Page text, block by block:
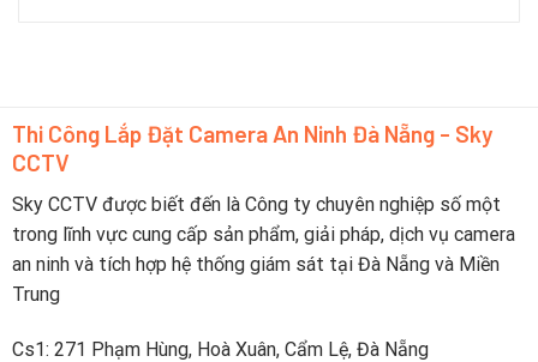
thoại
dưới
2
Thi Công Lắp Đặt Camera An Ninh Đà Nẵng - Sky
CCTV
Sky CCTV được biết đến là Công ty chuyên nghiệp số một
trong lĩnh vực cung cấp sản phẩm, giải pháp, dịch vụ camera
an ninh và tích hợp hệ thống giám sát tại Đà Nẵng và Miền
Trung
Cs1: 271 Phạm Hùng, Hoà Xuân, Cẩm Lệ, Đà Nẵng